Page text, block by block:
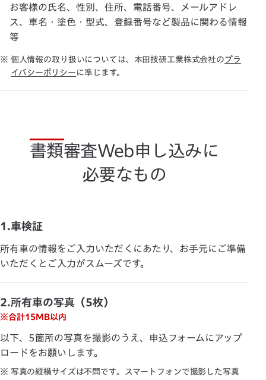
お客様の氏名、性別、住所、電話番号、メールアドレ
ス、車名・塗色・型式、登録番号など製品に関わる情報
等
※ 個人情報の取り扱いについては、本田技研工業株式会社のプラ
イバシーポリシー に準じます。
書類審査Web申し込みに
必要なもの
1.車検証
所有車の情報をご入力いただくにあたり、お手元にご準備
いただくとご入力がスムーズです。
2.所有車の写真（5枚）
※合計15MB以内
以下、5箇所の写真を撮影のうえ、申込フォームにアップ
ロードをお願いします。
※ 写真の縦横サイズは不問です。スマートフォンで撮影した写真